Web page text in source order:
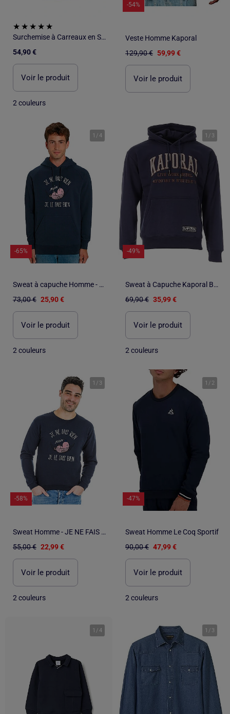
Surchemise à Carreaux en Sherpa - ATLAS FOR MEN
54,90 €
Voir le produit
2 couleurs
-54%
Veste Homme Kaporal
129,90 € 59,99 €
Voir le produit
1 /4
-65%
Sweat à capuche Homme - JE NE FAIS RIEN MAIS JE LE FAIS BIEN
73,00 € 25,90 €
Voir le produit
2 couleurs
1 / 3
-49%
Sweat à Capuche Kaporal Benjy
69,90 € 35,99 €
Voir le produit
2 couleurs
1 / 3
-58%
Sweat Homme - JE NE FAIS RIEN MAIS JE LE FAIS BIEN
55,00 € 22,99 €
Voir le produit
2 couleurs
1 / 2
-47%
Sweat Homme Le Coq Sportif
90,00 € 47,99 €
Voir le produit
2 couleurs
1 /4 1 / 3